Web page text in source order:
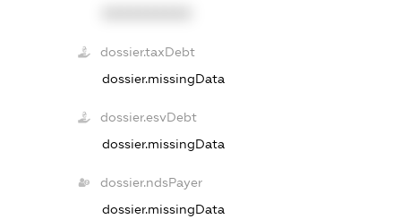
dossier.taxDebt
dossier.missingData
dossier.esvDebt
dossier.missingData
dossier.ndsPayer
dossier.missingData